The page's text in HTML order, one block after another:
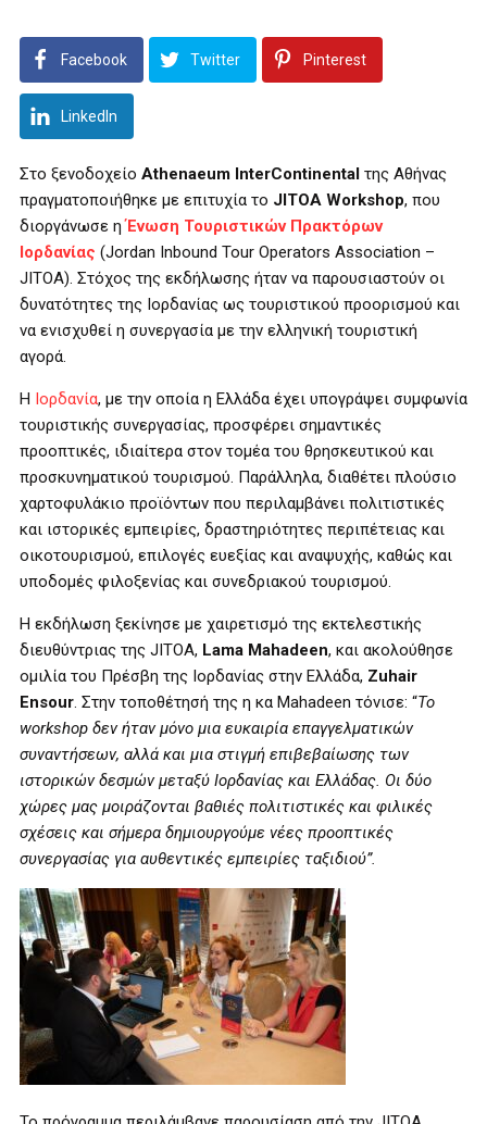
Facebook Twitter Pinterest
LinkedIn
Στο ξενοδοχείο Athenaeum InterContinental της Αθήνας
πραγματοποιήθηκε με επιτυχία το JITOA Workshop, που
διοργάνωσε ηΈνωση Τουριστικών Πρακτόρων
Ιορδανίας (Jordan Inbound Tour Operators Association –
JITOA). Στόχος της εκδήλωσης ήταν να παρουσιαστούν οι
δυνατότητες της Ιορδανίας ως τουριστικού προορισμού και
να ενισχυθεί η συνεργασία με την ελληνική τουριστική
αγορά.
Η Ιορδανία, με την οποία η Ελλάδα έχει υπογράψει συμφωνία
τουριστικής συνεργασίας, προσφέρει σημαντικές
προοπτικές, ιδιαίτερα στον τομέα του θρησκευτικού και
προσκυνηματικού τουρισμού. Παράλληλα, διαθέτει πλούσιο
χαρτοφυλάκιο προϊόντων που περιλαμβάνει πολιτιστικές
και ιστορικές εμπειρίες, δραστηριότητες περιπέτειας και
οικοτουρισμού, επιλογές ευεξίας και αναψυχής, καθώς και
υποδομές φιλοξενίας και συνεδριακού τουρισμού.
Η εκδήλωση ξεκίνησε με χαιρετισμό της εκτελεστικής
διευθύντριας της JITOA, Lama Mahadeen, και ακολούθησε
ομιλία του Πρέσβη της Ιορδανίας στην Ελλάδα, Zuhair
Ensour. Στην τοποθέτησή της η κα Mahadeen τόνισε: “Το
workshop δεν ήταν μόνο μια ευκαιρία επαγγελματικών
συναντήσεων, αλλά και μια στιγμή επιβεβαίωσης των
ιστορικών δεσμών μεταξύ Ιορδανίας και Ελλάδας. Οι δύο
χώρες μας μοιράζονται βαθιές πολιτιστικές και φιλικές
σχέσεις και σήμερα δημιουργούμε νέες προοπτικές
συνεργασίας για αυθεντικές εμπειρίες ταξιδιού”.